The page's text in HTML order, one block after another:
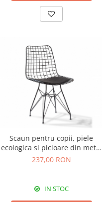
Scaun pentru copii, piele
ecologica si picioare din metal
Dark
237,00 RON
IN STOC